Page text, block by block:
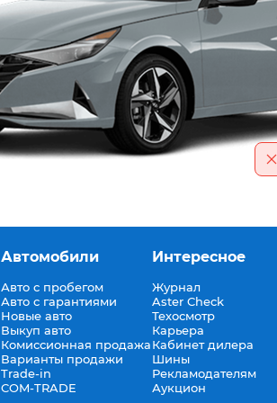
Автомобили
Авто с пробегом
Авто с гарантиями
Новые авто
Выкуп авто
Комиссионная продажа
Варианты продажи
Trade-in
COM-TRADE
Интересное
Журнал
Aster Check
Техосмотр
Карьера
Кабинет дилера
Шины
Рекламодателям
Аукцион